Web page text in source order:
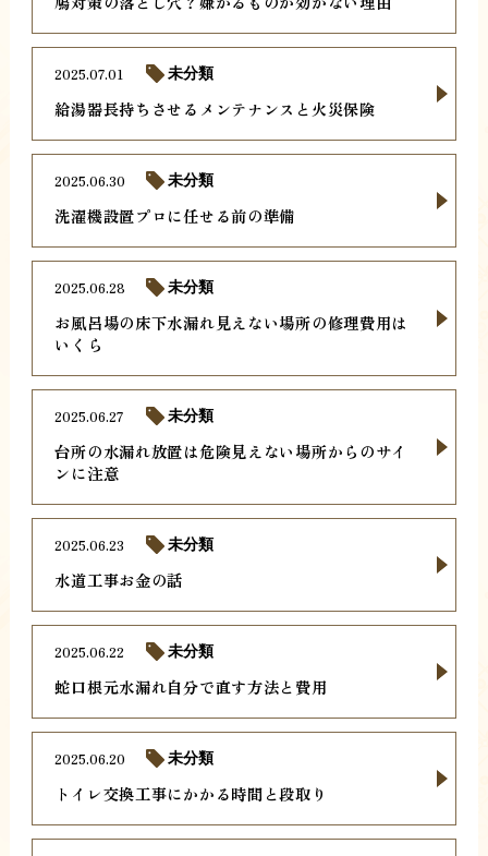
給湯器長持ちさせるメンテナンスと火災保険
2025.07.01 未分類
洗濯機設置プロに任せる前の準備
2025.06.30 未分類
お風呂場の床下水漏れ見えない場所の修理費用は
いくら
2025.06.28 未分類
台所の水漏れ放置は危険見えない場所からのサイ
ンに注意
2025.06.27 未分類
水道工事お金の話
2025.06.23 未分類
蛇口根元水漏れ自分で直す方法と費用
2025.06.22 未分類
トイレ交換工事にかかる時間と段取り
2025.06.20 未分類